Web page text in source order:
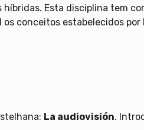
Esta disciplina tem
conceitos estabelecidos por
La audiovisión.